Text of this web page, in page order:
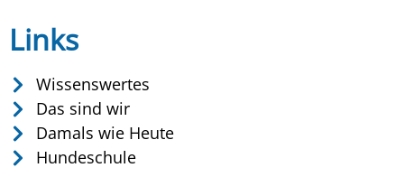
Links
Wissenswertes
Das sind wir
Damals wie Heute
Hundeschule